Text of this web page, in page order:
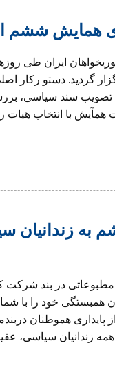
همایش ششم
گردید. دستو رکار
تصویب سند سیاسی،
همآیش با انتخاب هیات
به زندانیان
مطبوعاتی در بند
همبستگی خود را با
پایداری هموطنان
زندانیان سیاسی،